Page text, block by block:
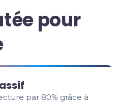
pour
par 80% grâce à